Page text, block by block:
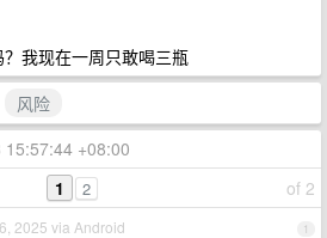
我现在一周只敢喝三瓶
风险
+08:00
of 2
1 2
1
2025 via Android